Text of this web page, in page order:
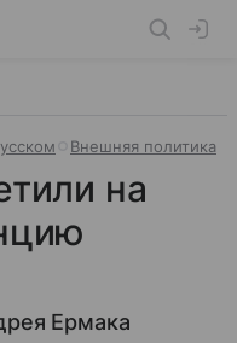
Внешняя политика
на
Ермака